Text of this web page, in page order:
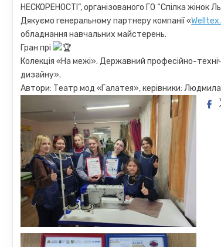
НЕСКОРЕНОСТІ”, організованого ГО “Спілка жінок
Дякуємо генеральному партнеру компанії «
обладнання навчальних майстерень.
Гран прі
Колекція «На межі». Державний професійно-
дизайну».
Автори: Театр мод «Галатея», керівники: